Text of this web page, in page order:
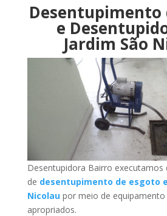
Desentupimento
e
Jardim São
Desentupidora Bairro executamos
de desentupimento de esgoto
Nicolaupor meio de equipamento
apropriados.